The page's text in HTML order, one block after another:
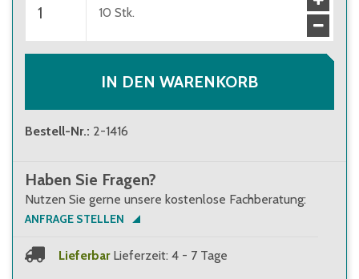
ab 10 Verpackungseinheiten
81,50 €
10 Stk.
IN DEN WARENKORB
Bestell-Nr.: 2-1416
Haben Sie Fragen?
Nutzen Sie gerne unsere kostenlose Fachberatung:
ANFRAGE STELLEN
Lieferbar Lieferzeit: 4 - 7 Tage